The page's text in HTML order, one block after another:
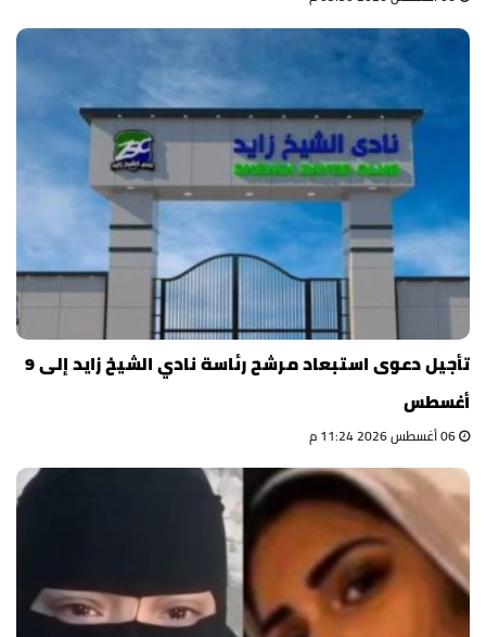
تأجيل دعوى استبعاد مرشح رئاسة نادي الشيخ زايد إلى 9
أغسطس